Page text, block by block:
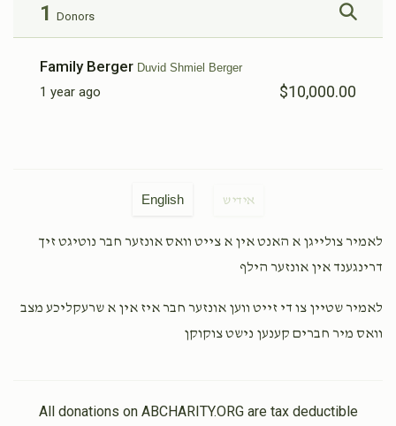
1 Donors
Family Berger Duvid Shmiel Berger
1 year ago $10,000.00
English אידיש
לאמיר צולייגן א האנט אין א צייט וואס אונזער חבר נוטיגט זיך
דרינגענד אין אונזער הילף
לאמיר שטיין צו די זייט ווען אונזער חבר איז אין א שרעקליכע מצב
וואס מיר חברים קענען נישט צוקוקן
All donations on ABCHARITY.ORG are tax deductible